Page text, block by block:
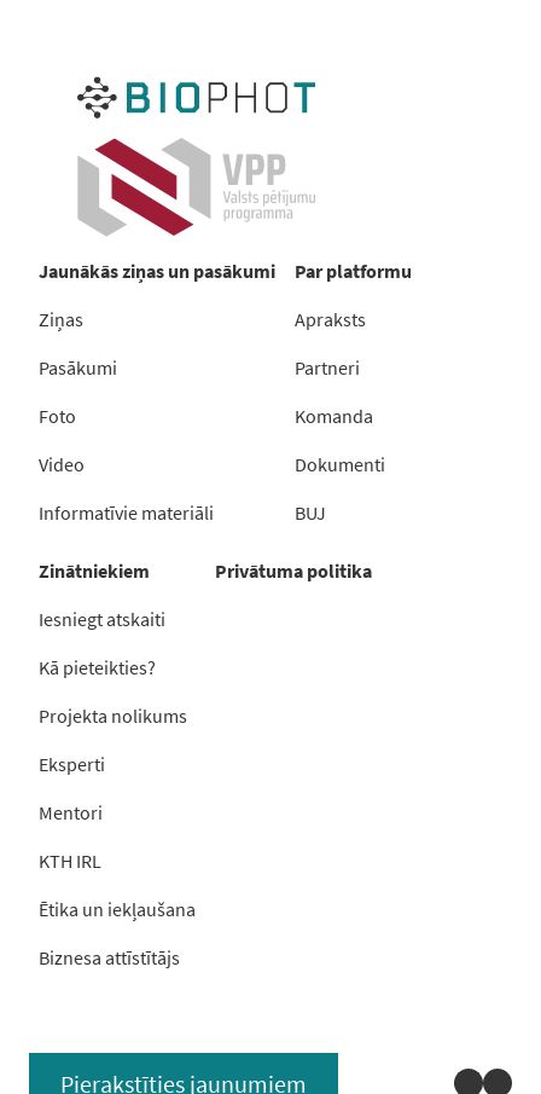
Jaunākās ziņas un pasākumi
Ziņas
Pasākumi
Foto
Video
Informatīvie materiāli
Par platformu
Apraksts
Partneri
Komanda
Dokumenti
BUJ
Zinātniekiem
Iesniegt atskaiti
Kā pieteikties?
Projekta nolikums
Eksperti
Mentori
KTH IRL
Ētika un iekļaušana
Biznesa attīstītājs
Privātuma politika
Pierakstīties jaunumiem